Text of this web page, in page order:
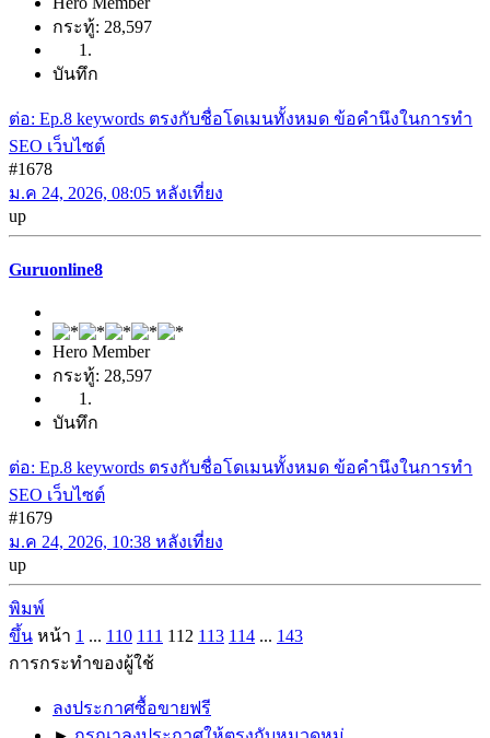
กระทู้: 28,597
บันทึก
ต่อ: Ep.8 keywords ตรงกับชื่อโดเมนทั้งหมด ข้อคำนึงในการทำ
SEO เว็บไซต์
#1678
ม.ค 24, 2026, 08:05 หลังเที่ยง
up
Guruonline8
Hero Member
กระทู้: 28,597
บันทึก
ต่อ: Ep.8 keywords ตรงกับชื่อโดเมนทั้งหมด ข้อคำนึงในการทำ
SEO เว็บไซต์
#1679
ม.ค 24, 2026, 10:38 หลังเที่ยง
up
พิมพ์
ขึ้น หน้า 1 ... 110 111 112 113 114 ... 143
การกระทำของผู้ใช้
ลงประกาศซื้อขายฟรี